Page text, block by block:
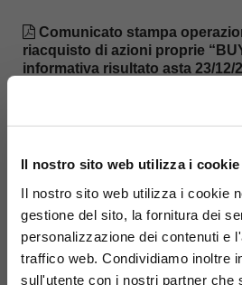
Il nostro sito web utilizza i cookie
Il nostro sito web utilizza i cookie
gestione del sito, la fornitura dei
personalizzazione dei contenuti e
traffico web. Condividiamo inoltre
sull'utente con i nostri partner che
Comunicato stampa
riacquisto di azioni proprie
informativa risultato asta 23/12/
Comunicato stampa Avvio
straordinaria di acquisto di
Relazione illustrativa del
Amministrazione
Lettera al Socio
NOTE PER APPLICATIVO